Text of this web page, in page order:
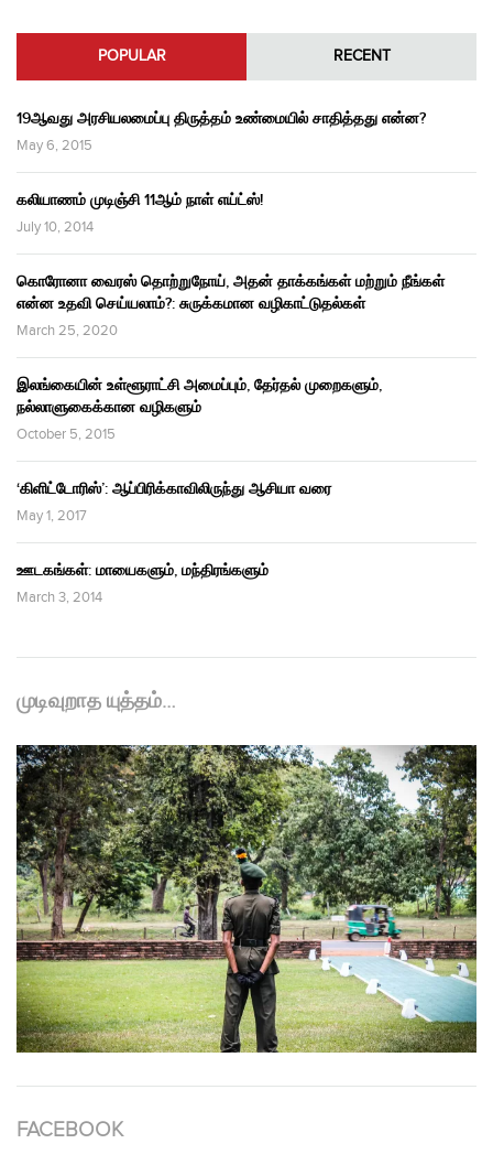
POPULAR RECENT
19ஆவது அரசியலமைப்பு திருத்தம் உண்மையில் சாதித்தது என்ன?
May 6, 2015
கலியாணம் முடிஞ்சி 11ஆம் நாள் எய்ட்ஸ்!
July 10, 2014
கொரோனா வைரஸ் தொற்றுநோய், அதன் தாக்கங்கள் மற்றும் நீங்கள்
என்ன உதவி செய்யலாம்?: சுருக்கமான வழிகாட்டுதல்கள்
March 25, 2020
இலங்கையின் உள்ளூராட்சி அமைப்பும், தேர்தல் முறைகளும்,
நல்லாளுகைக்கான வழிகளும்
October 5, 2015
‘கிளிட்டோரிஸ்’: ஆப்பிரிக்காவிலிருந்து ஆசியா வரை
May 1, 2017
ஊடகங்கள்: மாயைகளும், மந்திரங்களும்
March 3, 2014
முடிவுறாத யுத்தம்…
FACEBOOK